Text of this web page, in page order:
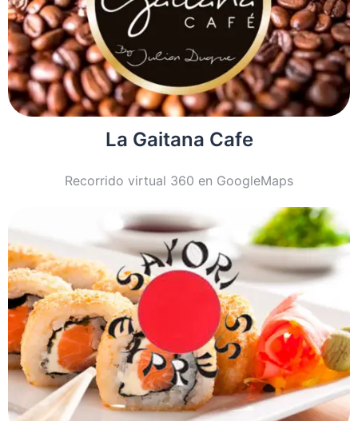
La Gaitana Cafe
Recorrido virtual 360 en GoogleMaps